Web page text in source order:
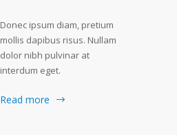
Donec ipsum diam, pretium
mollis dapibus risus. Nullam
dolor nibh pulvinar at
interdum eget.
Read more